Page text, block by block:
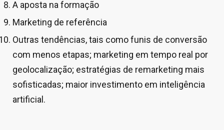
A aposta na formação
Marketing de referência
Outras tendências, tais como funis de conversão
com menos etapas; marketing em tempo real por
geolocalização; estratégias de remarketing mais
sofisticadas; maior investimento em inteligência
artificial.